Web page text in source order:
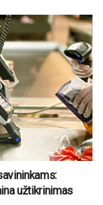
užtikrinimas